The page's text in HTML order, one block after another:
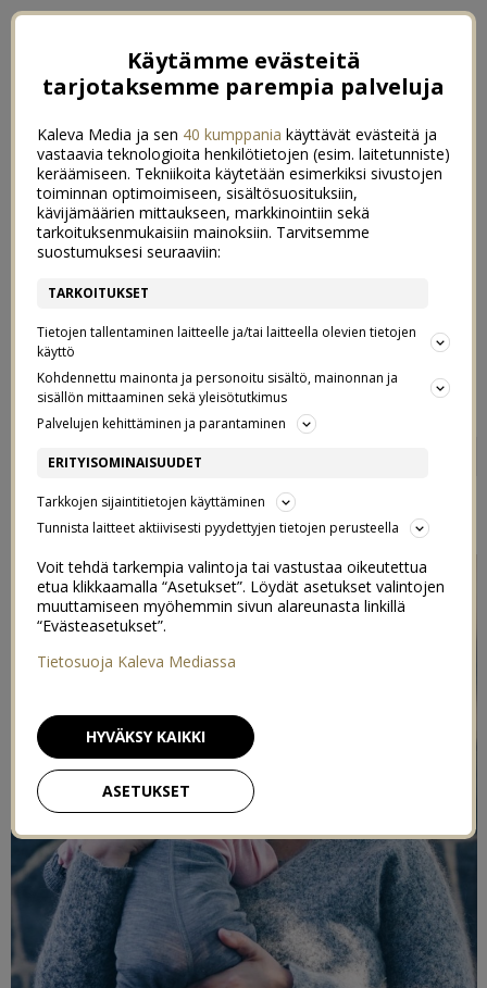
VAUVAN SYYSPUKEUTUMINEN
Kaupallinen yhteistyö – Polarn O. Pyret
Käytämme evästeitä
tarjotaksemme parempia palveluja
Kaleva Media ja sen 40 kumppania käyttävät evästeitä ja
vastaavia teknologioita henkilötietojen (esim. laitetunniste)
keräämiseen. Tekniikoita käytetään esimerkiksi sivustojen
toiminnan optimoimiseen, sisältösuosituksiin,
kävijämäärien mittaukseen, markkinointiin sekä
tarkoituksenmukaisiin mainoksiin. Tarvitsemme
suostumuksesi seuraaviin:
TARKOITUKSET
Tietojen tallentaminen laitteelle ja/tai laitteella olevien tietojen
käyttö
Kohdennettu mainonta ja personoitu sisältö, mainonnan ja
sisällön mittaaminen sekä yleisötutkimus
Palvelujen kehittäminen ja parantaminen
ERITYISOMINAISUUDET
Tarkkojen sijaintitietojen käyttäminen
Tunnista laitteet aktiivisesti pyydettyjen tietojen perusteella
Voit tehdä tarkempia valintoja tai vastustaa oikeutettua
etua klikkaamalla “Asetukset”. Löydät asetukset valintojen
muuttamiseen myöhemmin sivun alareunasta linkillä
“Evästeasetukset”.
Tietosuoja Kaleva Mediassa
ASETUKSET
HYVÄKSY KAIKKI